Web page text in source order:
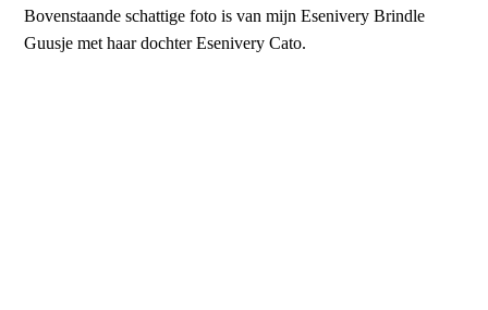
Bovenstaande schattige foto is van mijn Esenivery Brindle
Guusje met haar dochter Esenivery Cato.